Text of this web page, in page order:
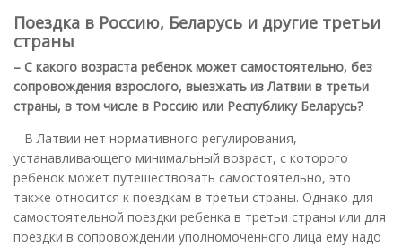
Поездка в Россию, Беларусь и другие третьи
страны
– С какого возраста ребенок может самостоятельно, без
сопровождения взрослого, выезжать из Латвии в третьи
страны, в том числе в Россию или Республику Беларусь?
– В Латвии нет нормативного регулирования,
устанавливающего минимальный возраст, с которого
ребенок может путешествовать самостоятельно, это
также относится к поездкам в третьи страны. Однако для
самостоятельной поездки ребенка в третьи страны или для
поездки в сопровождении уполномоченного лица ему надо